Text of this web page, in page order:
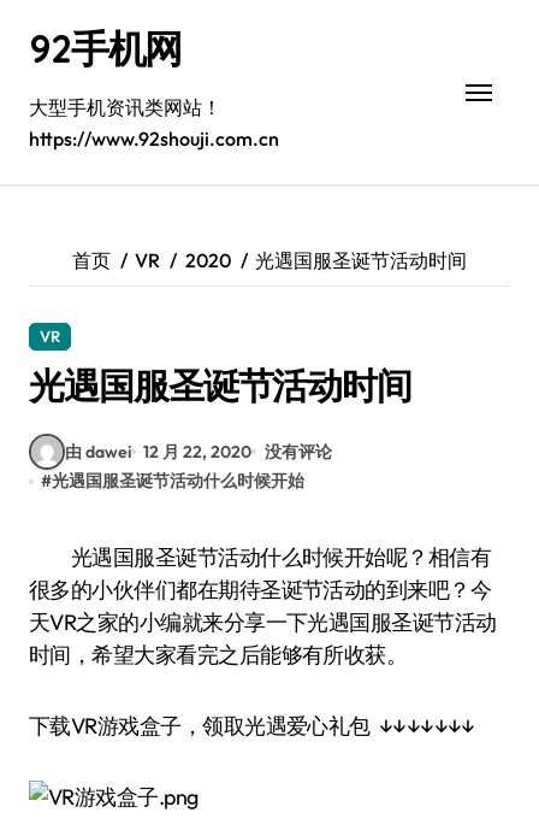
92手机网
大型手机资讯类网站！
https://www.92shouji.com.cn
首页 VR 2020 光遇国服圣诞节活动时间
VR
光遇国服圣诞节活动时间
由 dawei 12 月 22, 2020 没有评论
#光遇国服圣诞节活动什么时候开始
光遇国服圣诞节活动什么时候开始呢？相信有
很多的小伙伴们都在期待圣诞节活动的到来吧？今
天VR之家的小编就来分享一下光遇国服圣诞节活动
时间，希望大家看完之后能够有所收获。
下载VR游戏盒子，领取光遇爱心礼包 ↓↓↓↓↓↓↓